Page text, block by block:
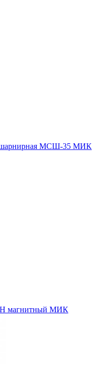
шарнирная МСШ-35 МИК
магнитный МИК